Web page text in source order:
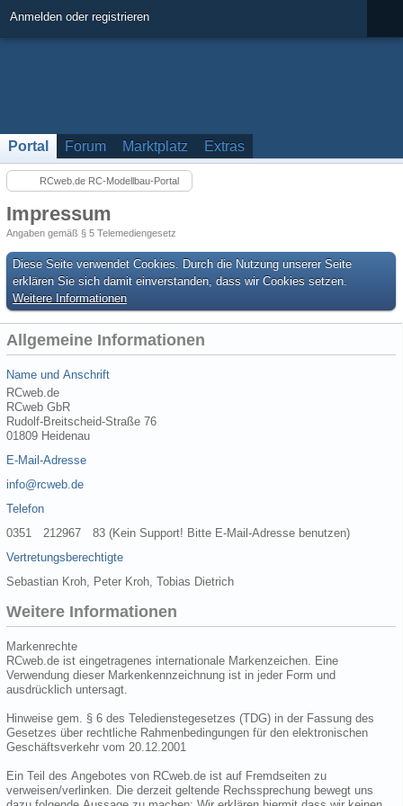
Anmelden oder registrieren
Portal Forum Marktplatz Extras
RCweb.de RC-Modellbau-Portal
Impressum
Angaben gemäß § 5 Telemediengesetz
Diese Seite verwendet Cookies. Durch die Nutzung unserer Seite
erklären Sie sich damit einverstanden, dass wir Cookies setzen.
Weitere Informationen
Allgemeine Informationen
Name und Anschrift
RCweb.de
RCweb GbR
Rudolf-Breitscheid-Straße 76
01809 Heidenau
E-Mail-Adresse
info@rcweb.de
Telefon
0351 212967 83 (Kein Support! Bitte E-Mail-Adresse benutzen)
Vertretungsberechtigte
Sebastian Kroh, Peter Kroh, Tobias Dietrich
Weitere Informationen
Markenrechte
RCweb.de ist eingetragenes internationale Markenzeichen. Eine
Verwendung dieser Markenkennzeichnung ist in jeder Form und
ausdrücklich untersagt.
Hinweise gem. § 6 des Teledienstegesetzes (TDG) in der Fassung des
Gesetzes über rechtliche Rahmenbedingungen für den elektronischen
Geschäftsverkehr vom 20.12.2001
Ein Teil des Angebotes von RCweb.de ist auf Fremdseiten zu
verweisen/verlinken. Die derzeit geltende Rechssprechung bewegt uns